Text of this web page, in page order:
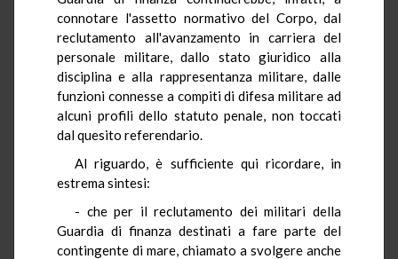
connotare l'assetto normativo del Corpo, dal
reclutamento all'avanzamento in carriera del
personale militare, dallo stato giuridico alla
disciplina e alla rappresentanza militare, dalle
funzioni connesse a compiti di difesa militare ad
alcuni profili dello statuto penale, non toccati
dal quesito referendario.
Al riguardo, è sufficiente qui ricordare, in
estrema sintesi:
- che per il reclutamento dei militari della
Guardia di finanza destinati a fare parte del
contingente di mare, chiamato a svolgere anche